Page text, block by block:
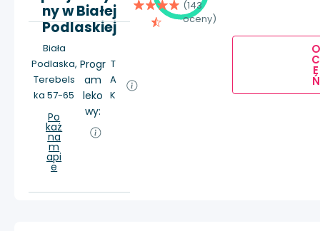
ny w Białej
Podlaskiej
Biała
Podlaska,
Terebels
ka 57-65
Po
każ
na
m
api
e
Progr
am
leko
wy:
T
A
K
(143
oceny)
O
C
E
Ń